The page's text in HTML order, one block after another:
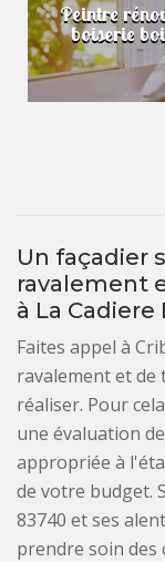
Peintre
boiserie
Un façadier
ravalement
à La Cadiere
Faites appel à
ravalement et de
réaliser. Pour
une évaluation
appropriée à
de votre budget.
83740 et ses
prendre soin des